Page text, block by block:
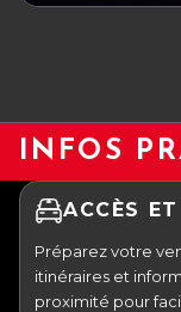
INFOS
ACCÈS
Préparez votre
itinéraires et
proximité pour